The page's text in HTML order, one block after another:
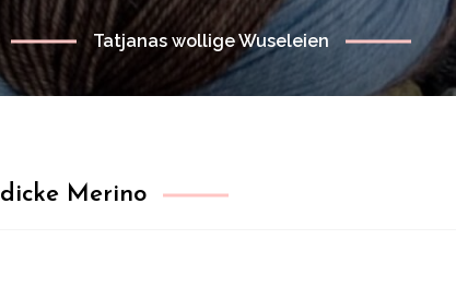
Tatjanas wollige Wuseleien
dicke Merino